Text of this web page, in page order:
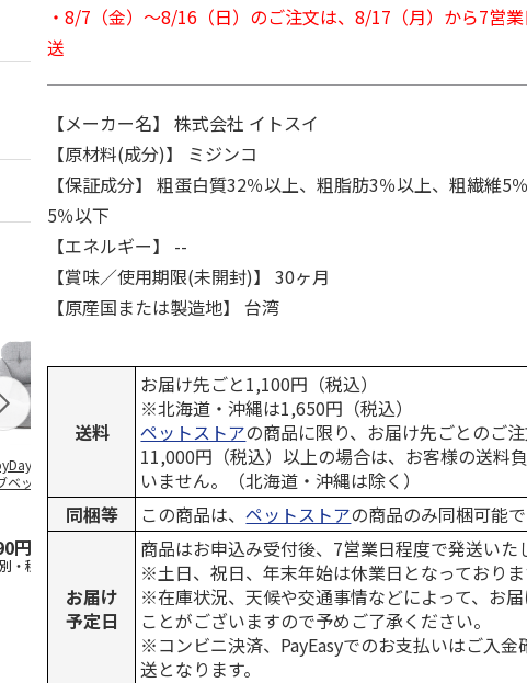
2wayド
ベッド グレ
円
・税込)
獣医師開発 ニオイ
をとる砂専用 猫ト
イレ ナチュラルグ
レー
1,550円
(送料別・税込)
デオトイレ 飛び散
らない消臭・抗菌サ
ンド 4L
1,320円
(送料別・税込)
無添加良品 カムカ
ムデンタルコーン
ぐるぐるボーン型 S
…
470円
(送料別・税込)
・8/7（金）～8/16（日）のご注文は、8/17（月）から7営
送
【メーカー名】 株式会社 イトスイ
【原材料(成分)】 ミジンコ
【保証成分】 粗蛋白質32％以上、粗脂肪3％以上、粗繊維5
5％以下
【エネルギー】 --
【賞味／使用期限(未開封)】 30ヶ月
【原産国または製造地】 台湾
送料
お届け先ごと1,100円（税込）
※北海道・沖縄は1,650円（税込）
ペットストアの商品に限り、お届け先ごとのご
11,000円（税込）以上の場合は、お客様の送料
いません。（北海道・沖縄は除く）
同梱等
この商品は、ペットストアの商品のみ同梱可能で
お届け
予定日
商品はお申込み受付後、7営業日程度で発送いた
※土日、祝日、年末年始は休業日となっておりま
※在庫状況、天候や交通事情などによって、お
ことがございますので予めご了承ください。
※コンビニ決済、PayEasyでのお支払いはご入金
送となります。